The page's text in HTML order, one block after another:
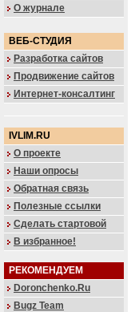
О журнале
ВЕБ-СТУДИЯ
Разработка сайтов
Продвижение сайтов
Интернет-консалтинг
IVLIM.RU
О проекте
Наши опросы
Обратная связь
Полезные ссылки
Сделать стартовой
В избранное!
РЕКОМЕНДУЕМ
Doronchenko.Ru
Bugz Team